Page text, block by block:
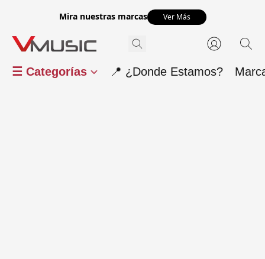
Mira nuestras marcas Ver Más
☰ Categorías 📍 ¿Donde Estamos?